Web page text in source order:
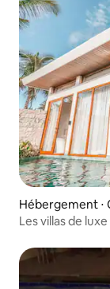
Hébergement ⋅
Les villas de